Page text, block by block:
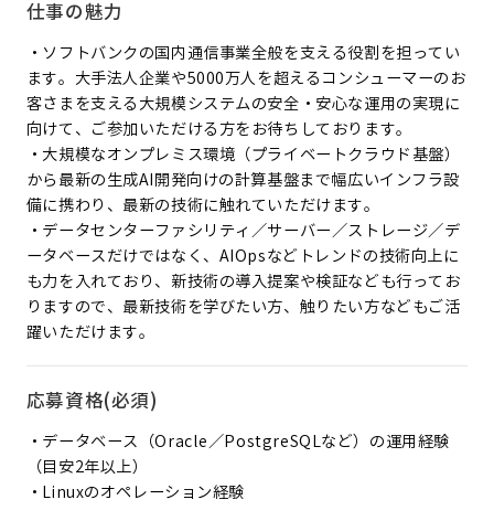
仕事の魅力
・ソフトバンクの国内通信事業全般を支える役割を担ってい
ます。大手法人企業や5000万人を超えるコンシューマーのお
客さまを支える大規模システムの安全・安心な運用の実現に
向けて、ご参加いただける方をお待ちしております。
・大規模なオンプレミス環境（プライベートクラウド基盤）
から最新の生成AI開発向けの計算基盤まで幅広いインフラ設
備に携わり、最新の技術に触れていただけます。
・データセンターファシリティ／サーバー／ストレージ／デ
ータベースだけではなく、AIOpsなどトレンドの技術向上に
も力を入れており、新技術の導入提案や検証なども行ってお
りますので、最新技術を学びたい方、触りたい方などもご活
躍いただけます。
応募資格(必須)
・データベース（Oracle／PostgreSQLなど）の運用経験
（目安2年以上）
・Linuxのオペレーション経験